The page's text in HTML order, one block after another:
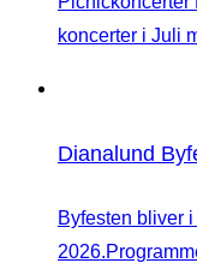
koncerter i Juli
Dianalund
Byfesten bliver